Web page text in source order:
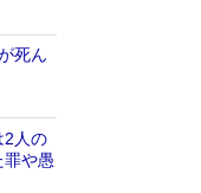
死ん
2人の
や愚